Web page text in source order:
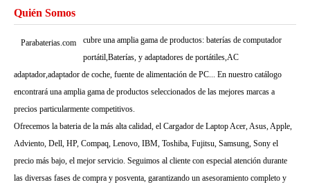
Quién Somos
Parabaterias.com
cubre una amplia gama de productos: baterías de computador
portátil,Baterías, y adaptadores de portátiles,AC
adaptador,adaptador de coche, fuente de alimentación de PC... En nuestro catálogo
encontrará una amplia gama de productos seleccionados de las mejores marcas a
precios particularmente competitivos.
Ofrecemos la bateria de la más alta calidad, el Cargador de Laptop Acer, Asus, Apple,
Adviento, Dell, HP, Compaq, Lenovo, IBM, Toshiba, Fujitsu, Samsung, Sony el
precio más bajo, el mejor servicio. Seguimos al cliente con especial atención durante
las diversas fases de compra y posventa, garantizando un asesoramiento completo y